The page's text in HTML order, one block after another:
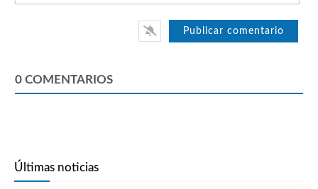
0 COMENTARIOS
Últimas noticias